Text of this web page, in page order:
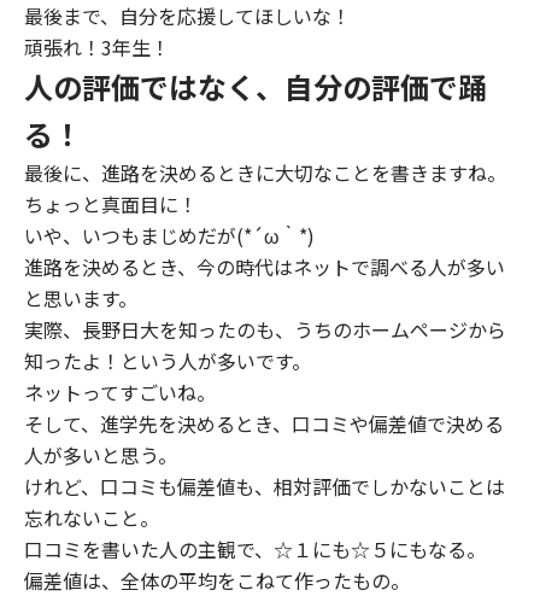
最後まで、自分を応援してほしいな！
頑張れ！3年生！
人の評価ではなく、自分の評価で踊
る！
最後に、進路を決めるときに大切なことを書きますね。
ちょっと真面目に！
いや、いつもまじめだが(*´ω｀*)
進路を決めるとき、今の時代はネットで調べる人が多い
と思います。
実際、長野日大を知ったのも、うちのホームページから
知ったよ！という人が多いです。
ネットってすごいね。
そして、進学先を決めるとき、口コミや偏差値で決める
人が多いと思う。
けれど、口コミも偏差値も、相対評価でしかないことは
忘れないこと。
口コミを書いた人の主観で、☆１にも☆５にもなる。
偏差値は、全体の平均をこねて作ったもの。